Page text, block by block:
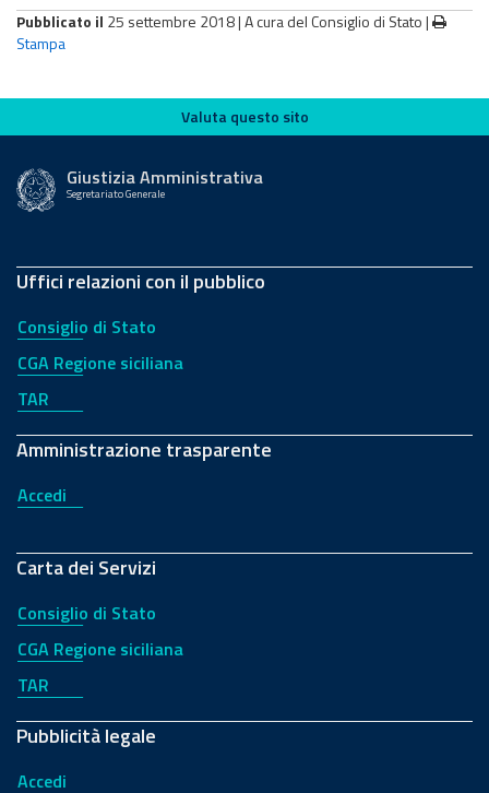
Pubblicato il 25 settembre 2018 |A cura del Consiglio di Stato|
Stampa
Valuta questo sito
Valuta questo sito
Giustizia Amministrativa
Segretariato Generale
Uffici relazioni con il pubblico
Consiglio di Stato
CGA Regione siciliana
TAR
Amministrazione trasparente
Accedi
Carta dei Servizi
Consiglio di Stato
CGA Regione siciliana
TAR
Pubblicità legale
Accedi